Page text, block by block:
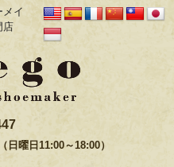
イ
店
日曜日11:00～18:00）